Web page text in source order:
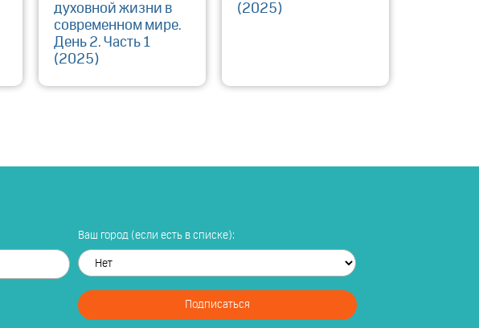
духовной жизни в
современном мире.
День 2. Часть 1
(2025)
(2025)
Ваш город (если есть в списке):
Подписаться